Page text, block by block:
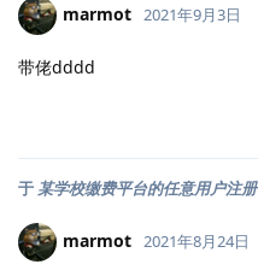
marmot 2021年9月3日
带佬dddd
于 某学校缴费平台的任意用户注册
marmot 2021年8月24日